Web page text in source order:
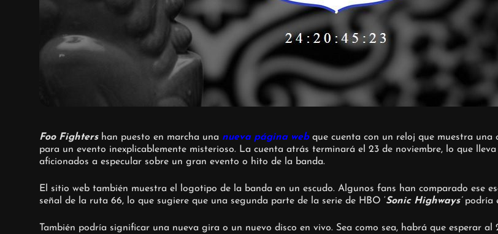
Foo Fightershan puesto en marcha una nueva página webque cuenta con un reloj que muestra una
para un evento inexplicablemente misterioso. La cuenta atrás terminará el 23 de noviembre, lo que lleva
aficionados a especular sobre un gran evento o hito de la banda.
El sitio web también muestra el logotipo de la banda en un escudo. Algunos fans han comparado ese
señal de la ruta 66, lo que sugiere que una segunda parte de la serie de HBO ‘Sonic Highways‘ podría
También podría significar una nueva gira o un nuevo disco en vivo. Sea como sea, habrá que esperar